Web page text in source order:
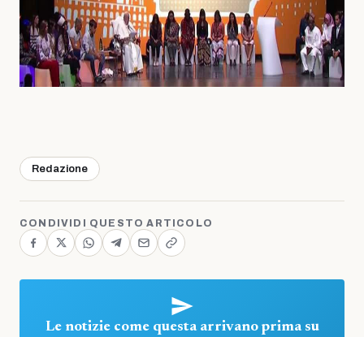
Redazione
CONDIVIDI QUESTO ARTICOLO
Le notizie come questa arrivano prima su